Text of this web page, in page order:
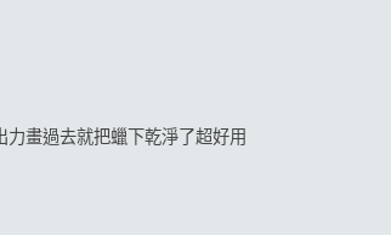
畫過去就把蠟下乾淨了超好用